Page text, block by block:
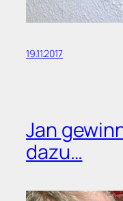
19.11.2017
Jan
dazu…